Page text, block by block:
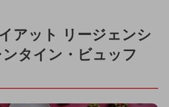
アット リージェンシ
タイン・ビュッフ